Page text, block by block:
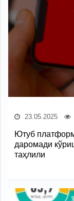
23.05.2025
Ютуб
даромади
таҳлили